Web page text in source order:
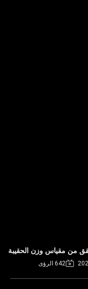
من مقياس وزن الحقيبة
642 الرؤى